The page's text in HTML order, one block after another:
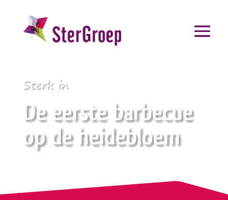
Sterk in
De eerste barbecue
op de heidebloem